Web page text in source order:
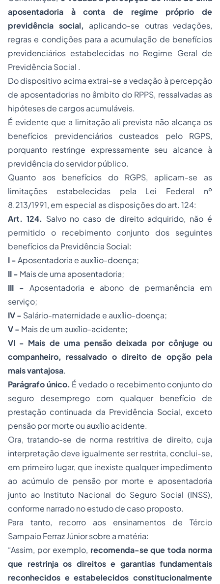
aposentadoria à conta de regime próprio de
previdência social, aplicando-se outras vedações,
regras e condições para a acumulação de benefícios
previdenciários estabelecidas no Regime Geral de
Previdência Social .
Do dispositivo acima extrai-se a vedação à percepção
de aposentadorias no âmbito do RPPS, ressalvadas as
hipóteses de cargos acumuláveis.
É evidente que a limitação ali prevista não alcança os
benefícios previdenciários custeados pelo RGPS,
porquanto restringe expressamente seu alcance à
previdência do servidor público.
Quanto aos benefícios do RGPS, aplicam-se as
limitações estabelecidas pela Lei Federal nº
8.213/1991, em especial as disposições do art. 124:
Art. 124. Salvo no caso de direito adquirido, não é
permitido o recebimento conjunto dos seguintes
benefícios da Previdência Social:
I -Aposentadoria e auxílio-doença;
II - Mais de uma aposentadoria;
III - Aposentadoria e abono de permanência em
serviço;
IV - Salário-maternidade e auxílio-doença;
V - Mais de um auxílio-acidente;
VI - Mais de uma pensão deixada por cônjuge ou
companheiro, ressalvado o direito de opção pela
mais vantajosa.
Parágrafo único. É vedado o recebimento conjunto do
seguro desemprego com qualquer benefício de
prestação continuada da Previdência Social, exceto
pensão por morte ou auxílio acidente.
Ora, tratando-se de norma restritiva de direito, cuja
interpretação deve igualmente ser restrita, conclui-se,
em primeiro lugar, que inexiste qualquer impedimento
ao acúmulo de pensão por morte e aposentadoria
junto ao Instituto Nacional do Seguro Social (INSS),
conforme narrado no estudo de caso proposto.
Para tanto, recorro aos ensinamentos de Tércio
Sampaio Ferraz Júnior sobre a matéria:
“Assim, por exemplo, recomenda-se que toda norma
que restrinja os direitos e garantias fundamentais
reconhecidos e estabelecidos constitucionalmente